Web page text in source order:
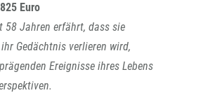
Euro
58 Jahren erfährt, dass sie
Gedächtnis verlieren wird,
Ereignisse ihres Lebens